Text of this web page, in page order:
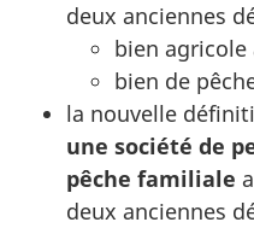
deux anciennes
bien agricole
bien de
la nouvelle
une société de
pêche familiale
deux anciennes